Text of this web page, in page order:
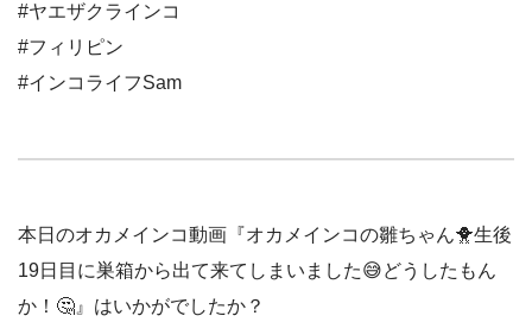
#ヤエザクラインコ
#フィリピン
#インコライフSam
本日のオカメインコ動画『オカメインコの雛ちゃん🐥生後
19日目に巣箱から出て来てしまいました😅どうしたもん
か！🤔』はいかがでしたか？